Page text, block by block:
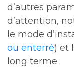
d’autres
d’attention,
le mode
ou enterré) et
long terme.